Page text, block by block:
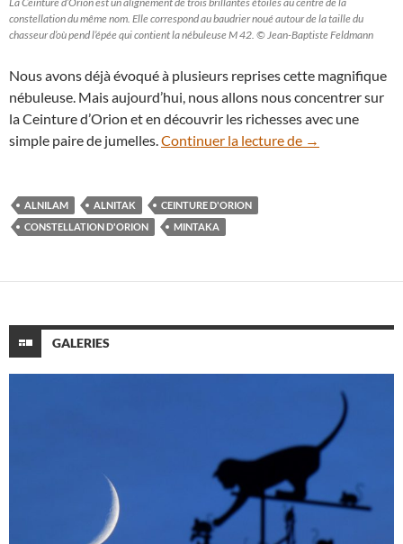
constellation du même nom. Elle correspond au baudrier noué autour de la taille du
chasseur d’où pend l’épée qui contient la nébuleuse M 42. © Jean-Baptiste Feldmann
Nous avons déjà évoqué à plusieurs reprises cette magnifique
nébuleuse. Mais aujourd’hui, nous allons nous concentrer sur
la Ceinture d’Orion et en découvrir les richesses avec une
simple paire de jumelles. Continuer la lecture de Le ciel aux
→
ALNILAM ALNITAK
CEINTURE D'ORION
CONSTELLATION D'ORION
MINTAKA
GALERIES